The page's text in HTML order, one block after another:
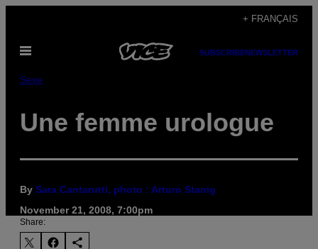
content
+ FRANÇAIS
Open
SUBSCRIBENEWSLETTER
Sexe
Une femme urologue
By Sara Cantarutti, photo : Arturo Stanig
November 21, 2008, 7:00pm
Share: